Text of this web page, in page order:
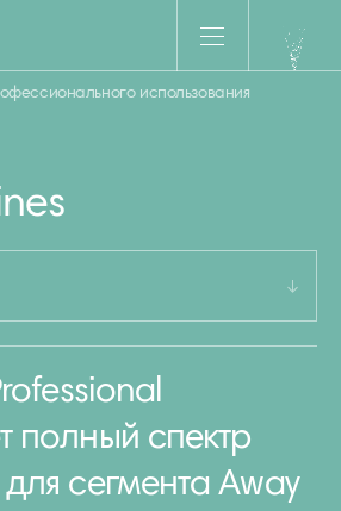
использования
полный спектр
сегмента Away